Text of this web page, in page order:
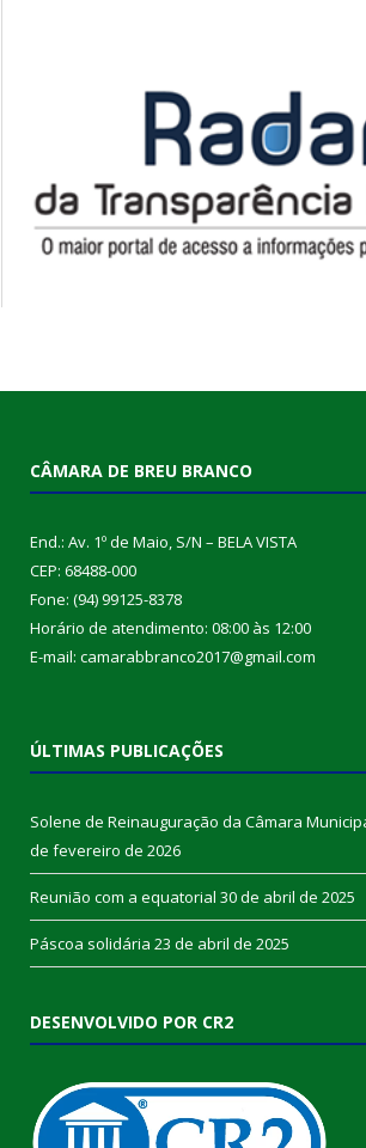
CÂMARA DE BREU BRANCO
End.: Av. 1º de Maio, S/N – BELA VISTA
CEP: 68488-000
Fone: (94) 99125-8378
Horário de atendimento: 08:00 às 12:00
E-mail: camarabbranco2017@gmail.com
ÚLTIMAS PUBLICAÇÕES
Solene de Reinauguração da Câmara
de fevereiro de 2026
Reunião com a equatorial 30 de abril de 2025
Páscoa solidária 23 de abril de 2025
DESENVOLVIDO POR CR2